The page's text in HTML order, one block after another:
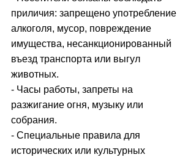
приличия: запрещено употребление
алкоголя, мусор, повреждение
имущества, несанкционированный
въезд транспорта или выгул
животных.
- Часы работы, запреты на
разжигание огня, музыку или
собрания.
- Специальные правила для
исторических или культурных